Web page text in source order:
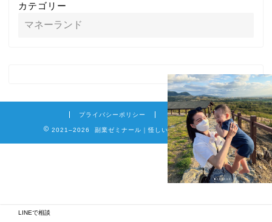
カテゴリー
プライバシーポリシー 免責事項
2021–2026 副業ゼミナール｜怪しい詐欺副業を徹底調査
LINEで相談